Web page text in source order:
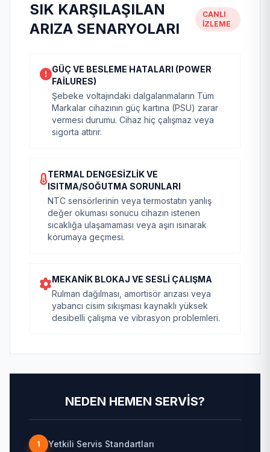
SIK KARŞILAŞILAN
ARIZA SENARYOLARI
CANLI
İZLEME
GÜÇ VE BESLEME HATALARI (POWER
FAILURES)
Şebeke voltajındaki dalgalanmaların Tüm
Markalar cihazının güç kartına (PSU) zarar
vermesi durumu. Cihaz hiç çalışmaz veya
sigorta attırır.
TERMAL DENGESIZLIK VE
ISITMA/SOĞUTMA SORUNLARI
NTC sensörlerinin veya termostatın yanlış
değer okuması sonucu cihazın istenen
sıcaklığa ulaşamaması veya aşırı ısınarak
korumaya geçmesi.
MEKANIK BLOKAJ VE SESLI ÇALIŞMA
Rulman dağılması, amortisör arızası veya
yabancı cisim sıkışması kaynaklı yüksek
desibelli çalışma ve vibrasyon problemleri.
NEDEN HEMEN SERVIS?
1 Yetkili Servis Standartları